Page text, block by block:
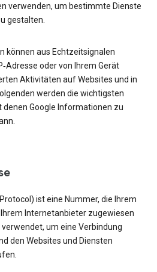
verwenden, um bestimmte Dienste
gestalten.
können aus Echtzeitsignalen
oder von Ihrem Gerät
Aktivitäten auf Websites und in
werden die wichtigsten
Google Informationen zu
ist eine Nummer, die Ihrem
Internetanbieter zugewiesen
um eine Verbindung
den Websites und Diensten